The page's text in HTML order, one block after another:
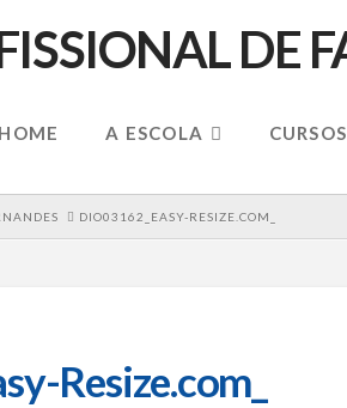
HOME A ESCOLA CURSOS
DIO03162_EASY-RESIZE.COM_
Resize.com_